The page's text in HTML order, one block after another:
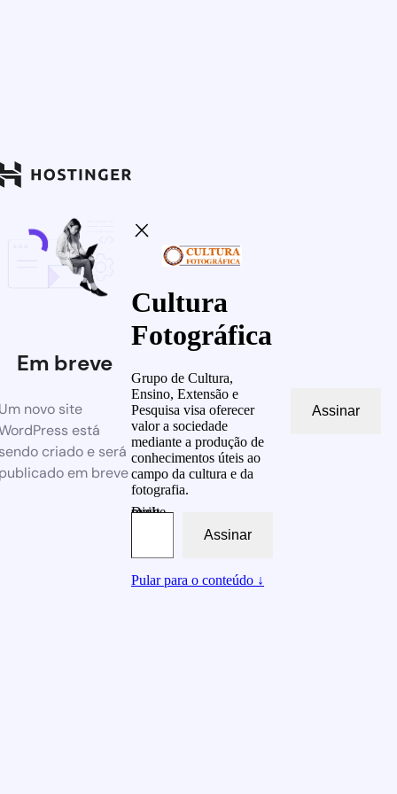
Em breve
novo site
está
criado e será
em breve
Cultura
Fotográfica
Grupo de Cultura,
Ensino, Extensão e
Pesquisa visa oferecer
valor a sociedade
mediante a produção de
conhecimentos úteis ao
campo da cultura e da
fotografia.
Digite seu e-mail…
Assinar
Pular para o conteúdo ↓
Assinar